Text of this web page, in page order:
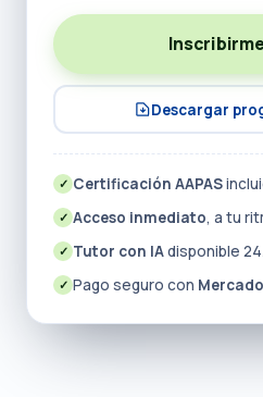
Descargar
✓ Certificación AAPAS
✓ Acceso inmediato, a tu
✓ Tutor con IAdisponible
✓ Pago seguro con